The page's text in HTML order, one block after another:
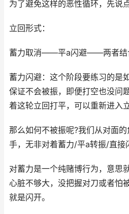
为了避免这样的恶性循环，先说
立回形式：
蓄力取消——平a闪避——两者结
蓄力闪避：这个阶段要练习的是
保证不会被振，即便打空也没问
着这轮立回打平，可以重新进入
那么如何不被振呢?我们从对面
手，无非对着蓄力/平a转振/直接
对蓄力是一个纯赌博行为，意思
心脏不够大，没把握对刀或者怕
就是闪开。